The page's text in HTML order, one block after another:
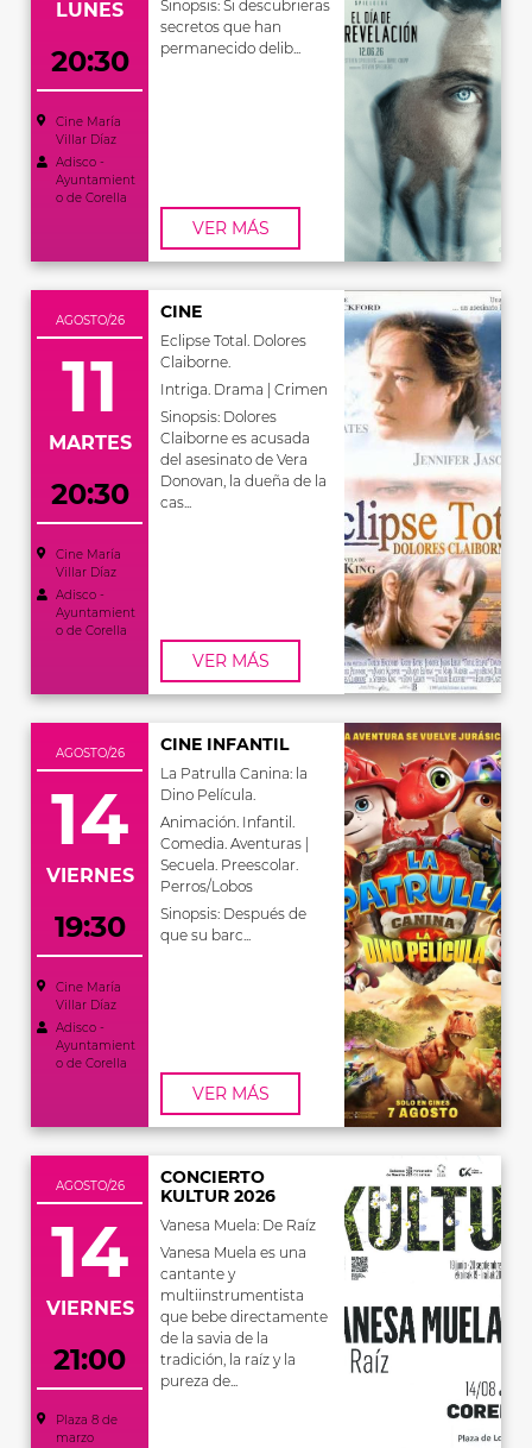
LUNES
20:30
Cine María
Villar Díaz
Adisco -
Ayuntamient
o de Corella
Sinopsis: Si descubrieras
secretos que han
permanecido delib...
VER MÁS
AGOSTO/26
11
MARTES
20:30
Cine María
Villar Díaz
Adisco -
Ayuntamient
o de Corella
CINE
Eclipse Total. Dolores
Claiborne.
Intriga. Drama | Crimen
Sinopsis: Dolores
Claiborne es acusada
del asesinato de Vera
Donovan, la dueña de la
cas...
VER MÁS
AGOSTO/26
14
VIERNES
19:30
Cine María
Villar Díaz
Adisco -
Ayuntamient
o de Corella
CINE INFANTIL
La Patrulla Canina: la
Dino Película.
Animación. Infantil.
Comedia. Aventuras |
Secuela. Preescolar.
Perros/Lobos
Sinopsis: Después de
que su barc...
VER MÁS
AGOSTO/26
14
VIERNES
21:00
Plaza 8 de
marzo
CONCIERTO
KULTUR 2026
Vanesa Muela: De Raíz
Vanesa Muela es una
cantante y
multiinstrumentista
que bebe directamente
de la savia de la
tradición, la raíz y la
pureza de...